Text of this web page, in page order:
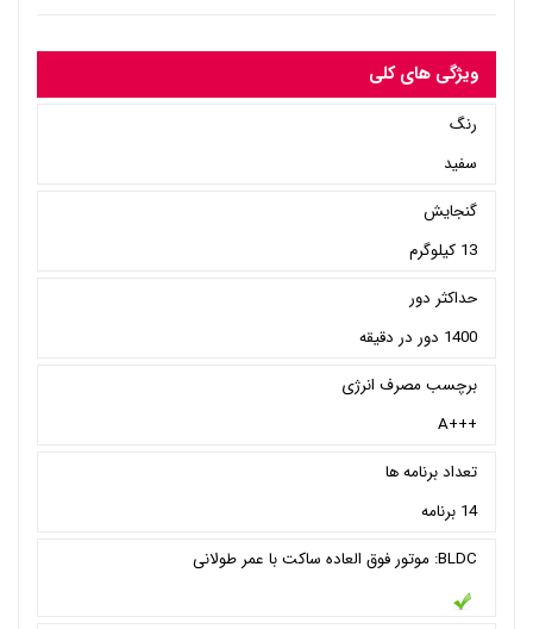
ویژگی های کلی
رنگ
سفید
گنجایش
13 کیلوگرم
حداکثر دور
1400 دور در دقیقه
برچسب مصرف انرژی
+++A
تعداد برنامه ها
14 برنامه
BLDC: موتور فوق العاده ساکت با عمر طولانی